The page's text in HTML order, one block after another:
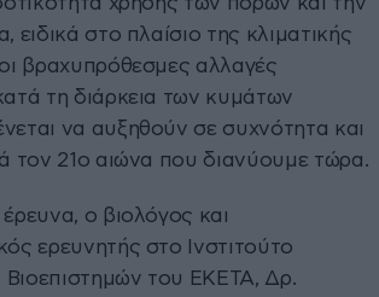
ειδικά στο πλαίσιο της κλιματικής
βραχυπρόθεσμες αλλαγές
τη διάρκεια των κυμάτων
να αυξηθούν σε συχνότητα και
τον 21ο αιώνα που διανύουμε τώρα.
ο βιολόγος και
ερευνητής στο Ινστιτούτο
του EKETA, Δρ.